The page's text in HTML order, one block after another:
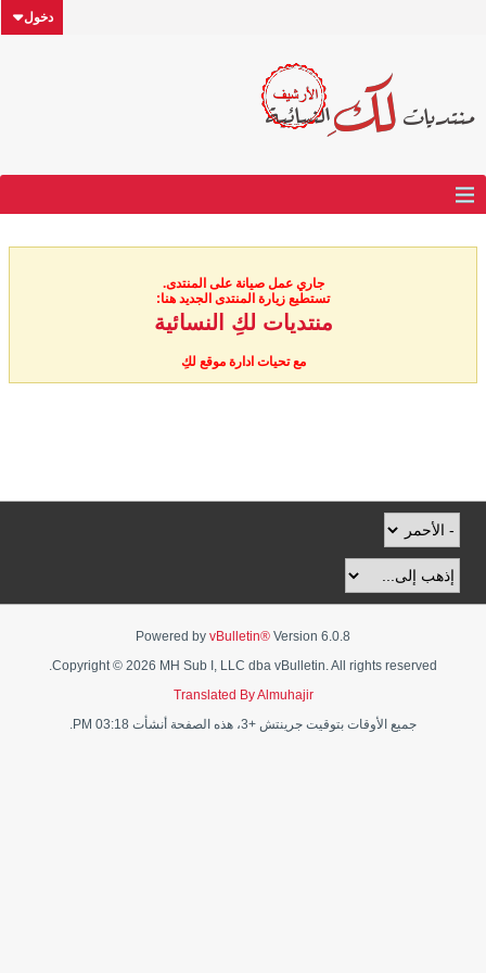
دخول
جاري عمل صيانة على المنتدى.
تستطيع زيارة المنتدى الجديد هنا:
منتديات لكِ النسائية
مع تحيات ادارة موقع لكِ
Powered by vBulletin® Version 6.0.8
Copyright © 2026 MH Sub I, LLC dba vBulletin. All rights reserved.
Translated By Almuhajir
جميع الأوقات بتوقيت جرينتش +3، هذه الصفحة أنشأت 03:18 PM.